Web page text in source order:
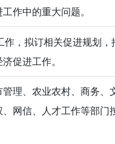
作中的重大问题。
，拟订相关促进规划
促进工作。
理、农业农村、商务、
网信、人才工作等部门